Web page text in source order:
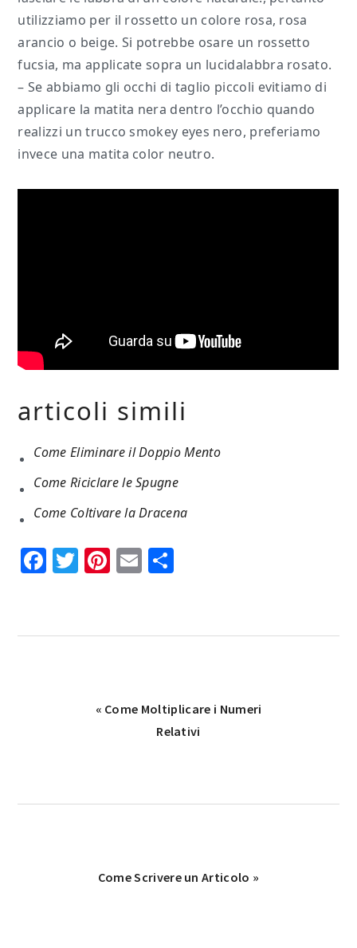
utilizziamo per il rossetto un colore rosa, rosa
arancio o beige. Si potrebbe osare un rossetto
fucsia, ma applicate sopra un lucidalabbra rosato.
– Se abbiamo gli occhi di taglio piccoli evitiamo di
applicare la matita nera dentro l’occhio quando
realizzi un trucco smokey eyes nero, preferiamo
invece una matita color neutro.
articoli simili
Come Eliminare il Doppio Mento
Come Riciclare le Spugne
Come Coltivare la Dracena
Facebook
Twitter
Pinterest
Email
Previous
« Come Moltiplicare i Numeri
Relativi
Next
Come Scrivere un Articolo »